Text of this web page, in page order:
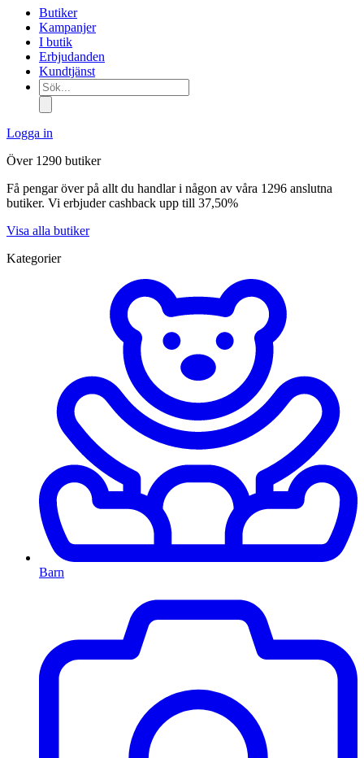
Butiker
Kampanjer
I butik
Erbjudanden
Kundtjänst
Sök...
Logga in
Över 1290 butiker
Få pengar över på allt du handlar i någon av våra 1296 anslutna
butiker. Vi erbjuder cashback upp till 37,50%
Visa alla butiker
Kategorier
Barn